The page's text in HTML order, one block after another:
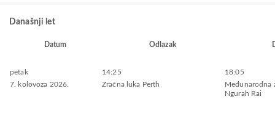
Današnji let
Datum Odlazak
petak
7. kolovoza 2026.
14:25
Zračna luka Perth
18:05
Međunarodna
Ngurah Rai